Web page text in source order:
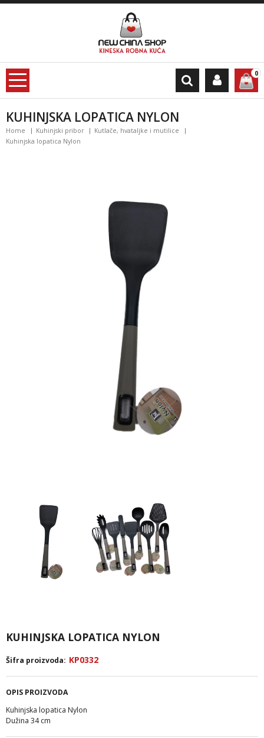
0
KUHINJSKA LOPATICA NYLON
Home Kuhinjski pribor
Kutlače, hvataljke i mutilice
Kuhinjska lopatica Nylon
KUHINJSKA LOPATICA NYLON
Šifra proizvoda: KP0332
OPIS PROIZVODA
Kuhinjska lopatica Nylon
Dužina 34 cm